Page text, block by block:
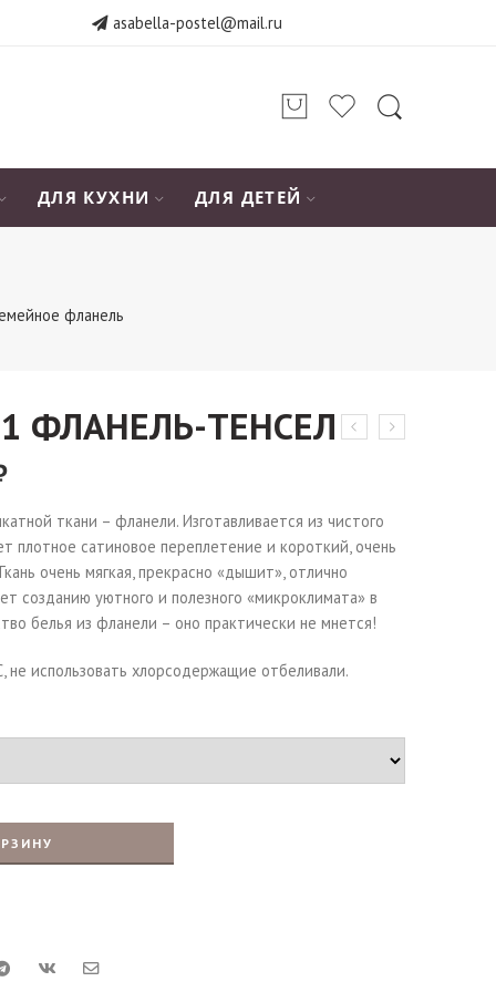
asabella-postel@mail.ru
ДЛЯ КУХНИ ДЛЯ ДЕТЕЙ
фланель
ФЛАНЕЛЬ-ТЕНСЕЛ
ткани – фланели. Изготавливается из чистого
плотное сатиновое переплетение и короткий, очень
очень мягкая, прекрасно «дышит», отлично
созданию уютного и полезного «микроклимата» в
белья из фланели – оно практически не мнется!
не использовать хлорсодержащие отбеливали.